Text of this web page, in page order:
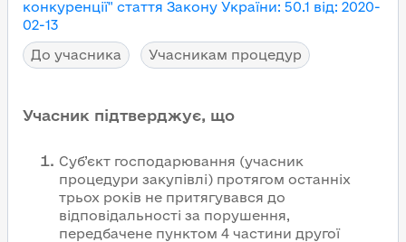
конкуренції" стаття Закону України: 50.1 від: 2020-
02-13
До учасника
Учасникам процедур
Учасник підтверджує, що
Суб’єкт господарювання (учасник
процедури закупівлі) протягом останніх
трьох років не притягувався до
відповідальності за порушення,
передбачене пунктом 4 частини другої